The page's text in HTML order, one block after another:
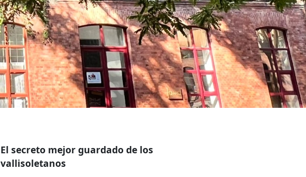
El secreto mejor guardado de los
vallisoletanos